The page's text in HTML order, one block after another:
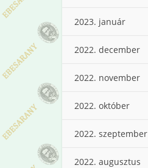
2023. január
2022. december
2022. november
2022. október
2022. szeptember
2022. augusztus